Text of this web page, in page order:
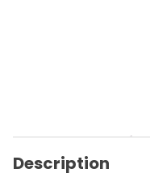
Description